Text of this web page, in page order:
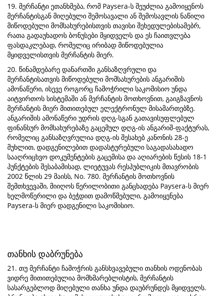
19. მერჩანტი ეთანხმება, რომ Paysera-ს შეუძლია გამოიყენოს
მერჩანტისგან მიღებული შემოსავალი ან შემოსავლის ნაწილი
მიწოდებული მომსახურებისთვის თავისი შეხედულებისამებრ,
რათა გადაუხადოს ბონუსები მყიდველს და ეს ჩაითვლება
ფასდაკლებად, რომელიც ირიბად მიწოდებულია
მყიდველისთვის მერჩანტის მიერ.
20. წინამდებარე დანართში განსაზღვრული და
მერჩანტისათვის მიწოდებული მომსახურების ანგარიშის
ამონაწერი, ისევე როგორც ჩამოჭრილი საკომისიო უნდა
აიტვირთოს სისტემაში ან მერჩანტის მოთხოვნით, გაიგზავნოს
მერჩანტის მიერ მითითებულ ელექტრონულ მისამართებზე.
ანგარიშის ამონაწერი უდრის დღგ-სგან გათავისუფლებულ
ფინანსურ მომსახურებაზე გაცემულ დღგ-ის ანგარიშ-ფაქტურას,
რომელიც განსაზღვრულია დღგ-ის შესახებ კანონის 28-ე
მუხლით, დადგენილებით დადასტურებული საგადასახადო
სააღრიცხვო დოკუმენტების გაცემისა და აღიარების წესის 18-1
პუნქტების შესაბამისად, ლიეტუვას რესპუბლიკის მთავრობის
2002 წლის 29 მაისს, No. 780. მერჩანტის მოთხოვნის
შემთხვევაში, მიიღოს წერილობითი განცხადება Paysera-ს მიერ
ხელმოწერილი და ბეჭდით დამოწმებული, გამოიყენება
Paysera-ს მიერ დადგენილი საკომისიო.
თანხის დაბრუნება
21. თუ მერჩანტი ჩამოჭრის განსხვავებული თანხის ოდენობას
ვიდრე მითითებულია მომხმარებლისტის, მერჩანტის
სასარგებლოდ მიღებული თანხა უნდა დაუბრუნდეს მყიდველს.